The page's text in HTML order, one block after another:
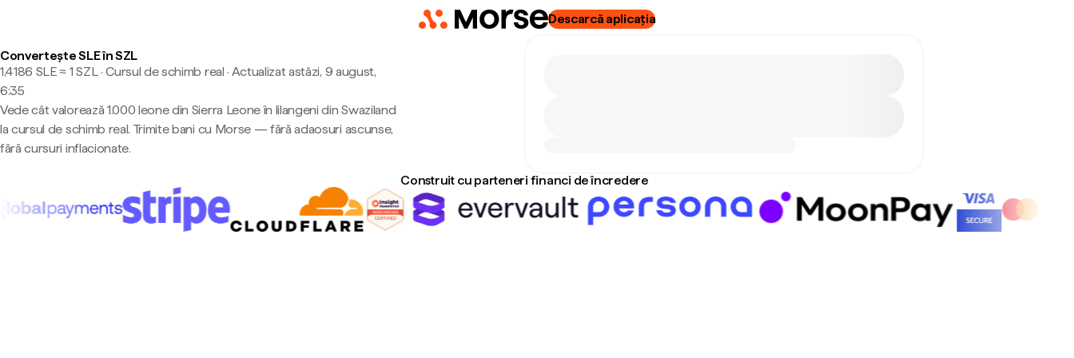
Descarcă aplicația
Convertește SLE în SZL
1,4186 SLE ≈ 1 SZL · Cursul de schimb real · Actualizat astăzi, 9 august,
6:35
Vede cât valorează 1.000 leone din Sierra Leone în lilangeni din Swaziland
la cursul de schimb real. Trimite bani cu Morse — fără adaosuri ascunse,
fără cursuri inflacionate.
Construit cu parteneri financi de încredere